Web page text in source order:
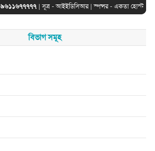
| সূত্র -আইইডিসিআর| স্পন্সর - একতা হোস্ট
বিভাগ সমূহ